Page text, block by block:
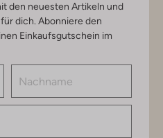
den neuesten Artikeln und
dich. Abonniere den
Einkaufsgutschein im